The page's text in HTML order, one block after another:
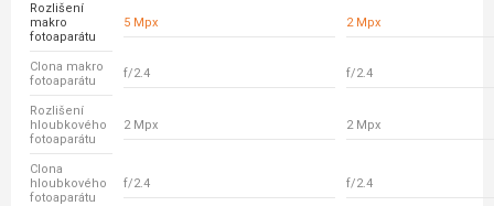
Rozlišení
makro
fotoaparátu
5 Mpx 2 Mpx
Clona makro
fotoaparátu
f/2.4 f/2.4
Rozlišení
hloubkového
fotoaparátu
2 Mpx 2 Mpx
Clona
hloubkového
fotoaparátu
f/2.4 f/2.4